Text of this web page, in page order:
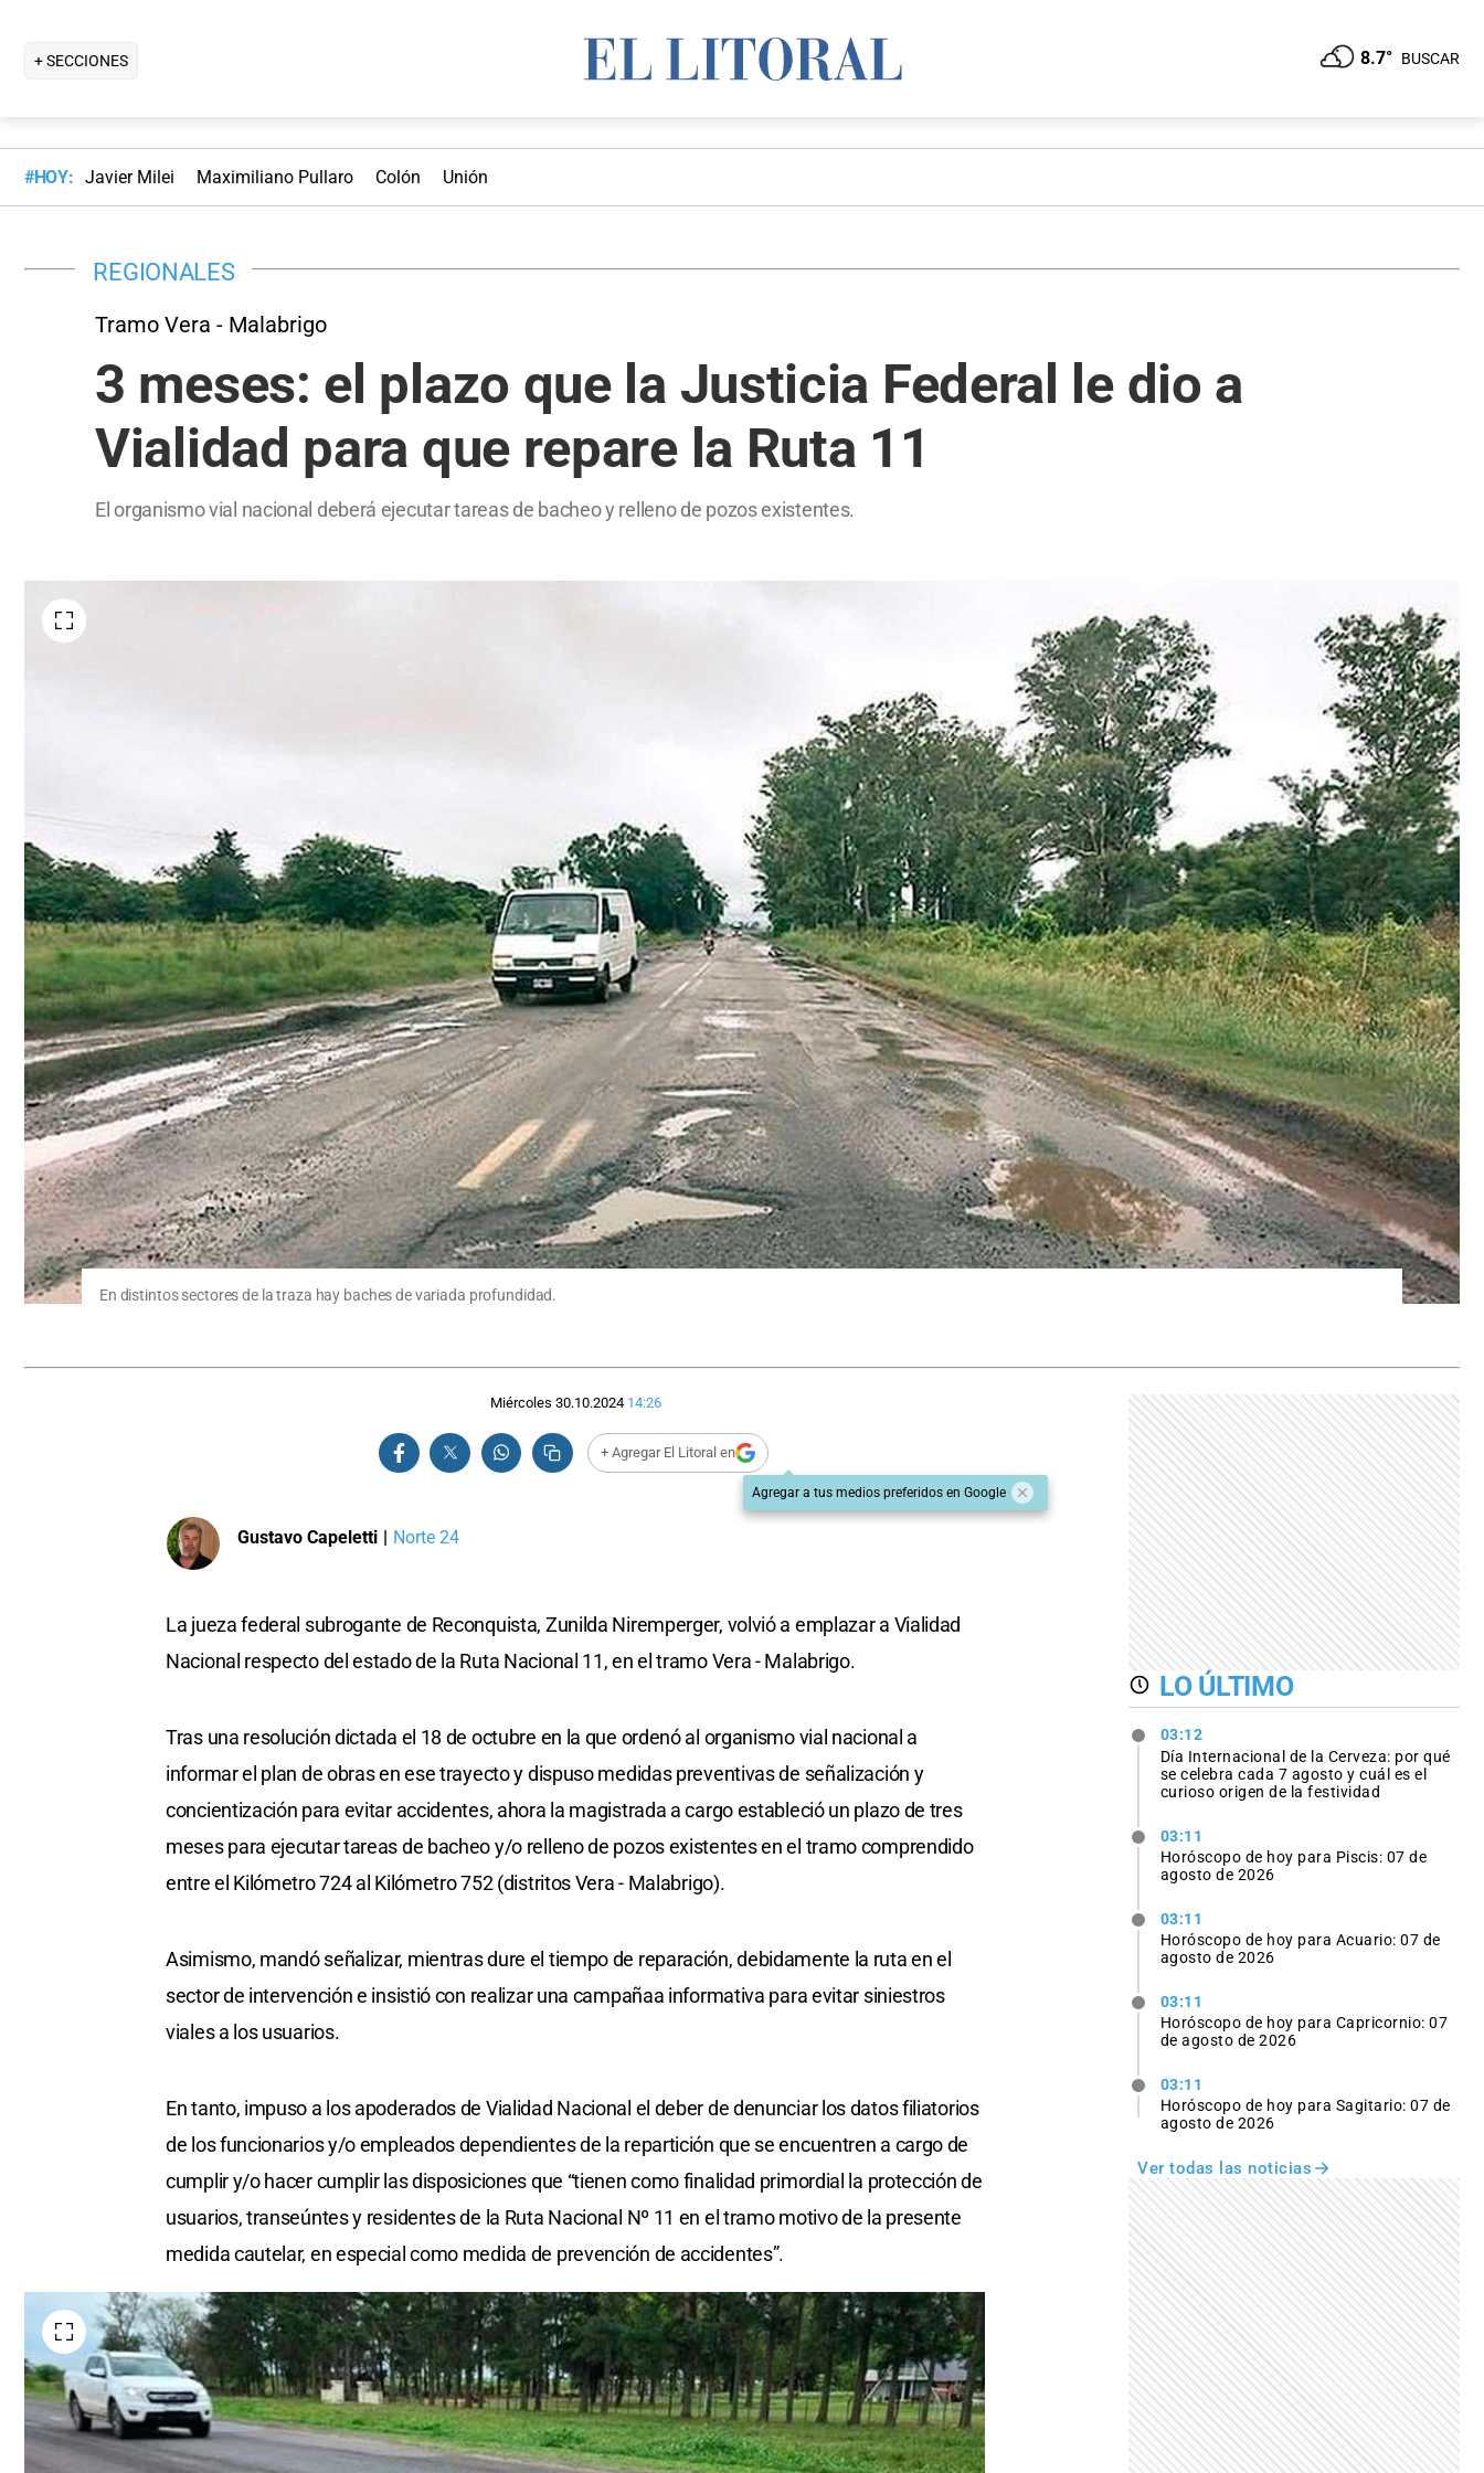
+ SECCIONES 8.7° BUSCAR
#HOY: Javier Milei Maximiliano Pullaro Colón Unión
REGIONALES
Tramo Vera - Malabrigo
3 meses: el plazo que la Justicia Federal le dio a
Vialidad para que repare la Ruta 11
El organismo vial nacional deberá ejecutar tareas de bacheo y relleno de pozos existentes.
En distintos sectores de la traza hay baches de variada profundidad.
Miércoles 30.10.2024 14:26
+ Agregar El Litoral en
Agregar a tus medios preferidos en Google
Gustavo Capeletti | Norte 24
La jueza federal subrogante de Reconquista, Zunilda Niremperger, volvió a emplazar a Vialidad
Nacional respecto del estado de la Ruta Nacional 11, en el tramo Vera - Malabrigo.
Tras una resolución dictada el 18 de octubre en la que ordenó al organismo vial nacional a
informar el plan de obras en ese trayecto y dispuso medidas preventivas de señalización y
concientización para evitar accidentes, ahora la magistrada a cargo estableció un plazo de tres
meses para ejecutar tareas de bacheo y/o relleno de pozos existentes en el tramo comprendido
entre el Kilómetro 724 al Kilómetro 752 (distritos Vera - Malabrigo).
Asimismo, mandó señalizar, mientras dure el tiempo de reparación, debidamente la ruta en el
sector de intervención e insistió con realizar una campañaa informativa para evitar siniestros
viales a los usuarios.
En tanto, impuso a los apoderados de Vialidad Nacional el deber de denunciar los datos filiatorios
de los funcionarios y/o empleados dependientes de la repartición que se encuentren a cargo de
cumplir y/o hacer cumplir las disposiciones que “tienen como finalidad primordial la protección de
usuarios, transeúntes y residentes de la Ruta Nacional Nº 11 en el tramo motivo de la presente
medida cautelar, en especial como medida de prevención de accidentes”.
LO ÚLTIMO
03:12
Día Internacional de la Cerveza: por qué
se celebra cada 7 agosto y cuál es el
curioso origen de la festividad
03:11
Horóscopo de hoy para Piscis: 07 de
agosto de 2026
03:11
Horóscopo de hoy para Acuario: 07 de
agosto de 2026
03:11
Horóscopo de hoy para Capricornio: 07
de agosto de 2026
03:11
Horóscopo de hoy para Sagitario: 07 de
agosto de 2026
Ver todas las noticias